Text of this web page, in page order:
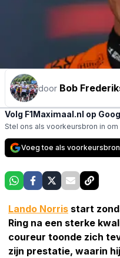
door Bob
Volg F1Maximaal.nl op
Stel ons als voorkeursbron in
Voeg toe als
Lando Norris start
Ring na een sterke
coureur toonde zich
zijn prestatie, waarin